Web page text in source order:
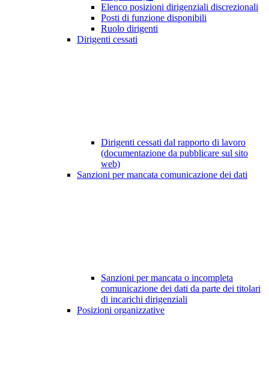
Elenco posizioni dirigenziali discrezionali
Posti di funzione disponibili
Ruolo dirigenti
Dirigenti cessati
Dirigenti cessati dal rapporto di lavoro
(documentazione da pubblicare sul sito
web)
Sanzioni per mancata comunicazione dei dati
Sanzioni per mancata o incompleta
comunicazione dei dati da parte dei titolari
di incarichi dirigenziali
Posizioni organizzative